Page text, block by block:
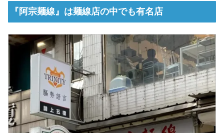
『阿宗麺線』は麺線店の中でも有名店